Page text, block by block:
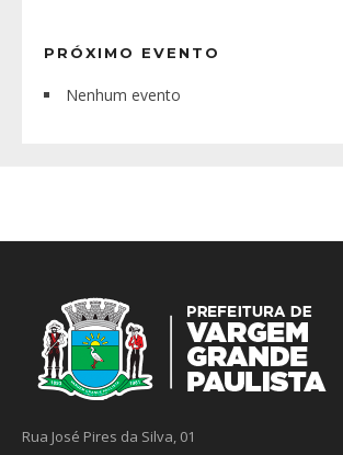
PRÓXIMO EVENTO
Nenhum evento
Rua José Pires da Silva, 01